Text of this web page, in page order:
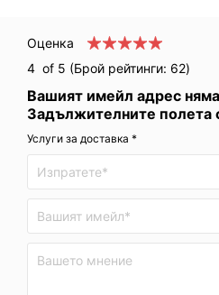
Оценка
4 of 5 (Брой рейтинги: 62)
Вашият имейл адрес
Задължителните полета
Услуги за доставка *